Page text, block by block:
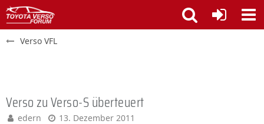
Verso VFL
Verso zu Verso-S überteuert
edern 13. Dezember 2011